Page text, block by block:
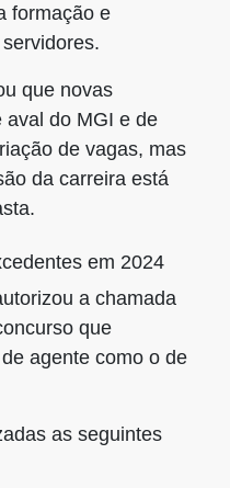
formação e
que novas
aval do MGI e de
de vagas, mas
da carreira está
em 2024
a chamada
que
agente como o de
as seguintes